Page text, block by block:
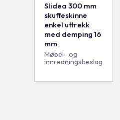
Slidea 300 mm
skuffeskinne
enkel uttrekk
med demping 16
mm
Møbel- og
innredningsbeslag